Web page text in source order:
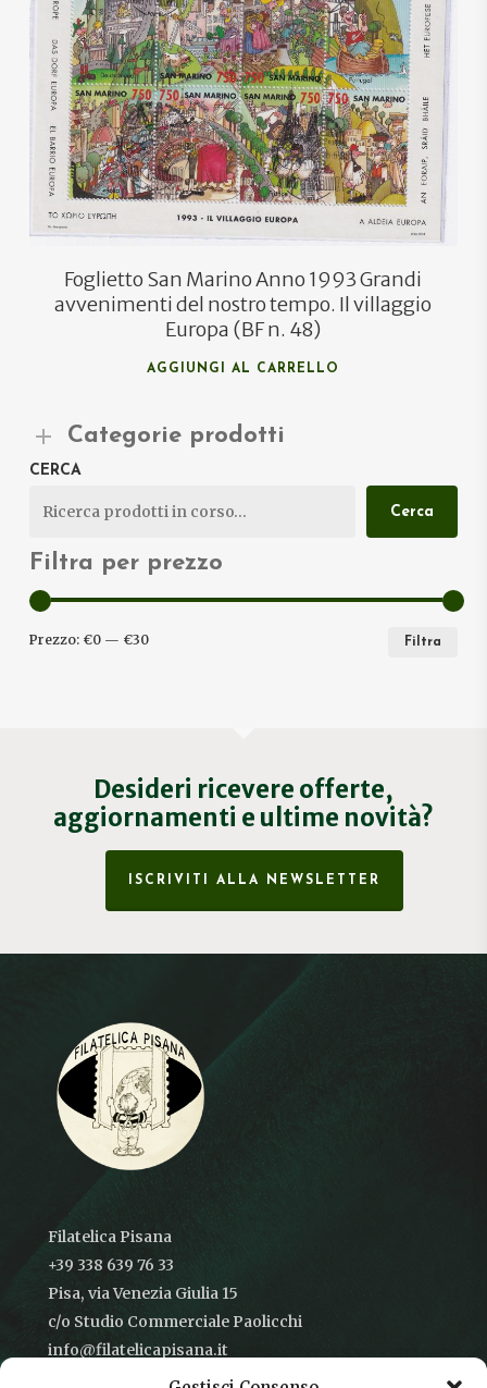
Foglietto San Marino Anno 1993 Grandi
avvenimenti del nostro tempo. Il villaggio
Europa (BF n. 48)
AGGIUNGI AL CARRELLO
Categorie prodotti
CERCA
Cerca
Filtra per prezzo
Filtra
Prezzo: €0— €30
Desideri ricevere offerte,
aggiornamenti e ultime novità?
ISCRIVITI ALLA NEWSLETTER
Filatelica Pisana
+39 338 639 76 33
Pisa, via Venezia Giulia 15
c/o Studio Commerciale Paolicchi
info@filatelicapisana.it